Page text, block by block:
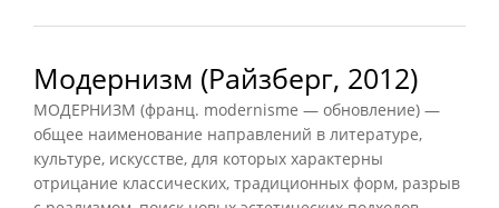
Модернизм (Райзберг, 2012)
МОДЕРНИЗМ (франц. modernisme — обновление) —
общее наименование направлений в литературе,
культуре, искусстве, для которых характерны
отрицание классических, традиционных форм, разрыв